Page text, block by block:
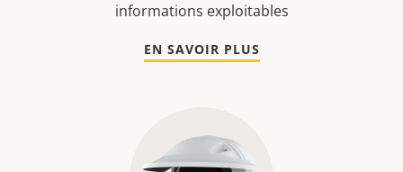
informations exploitables
EN SAVOIR PLUS